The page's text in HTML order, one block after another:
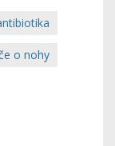
o nohy